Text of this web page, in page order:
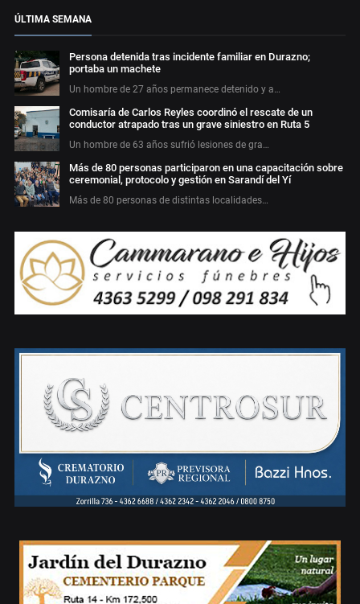
ÚLTIMA SEMANA
Persona detenida tras incidente familiar en Durazno;
portaba un machete
Un hombre de 27 años permanece detenido y a…
Comisaría de Carlos Reyles coordinó el rescate de un
conductor atrapado tras un grave siniestro en Ruta 5
Un hombre de 63 años sufrió lesiones de gra…
Más de 80 personas participaron en una capacitación sobre
ceremonial, protocolo y gestión en Sarandí del Yí
Más de 80 personas de distintas localidades…